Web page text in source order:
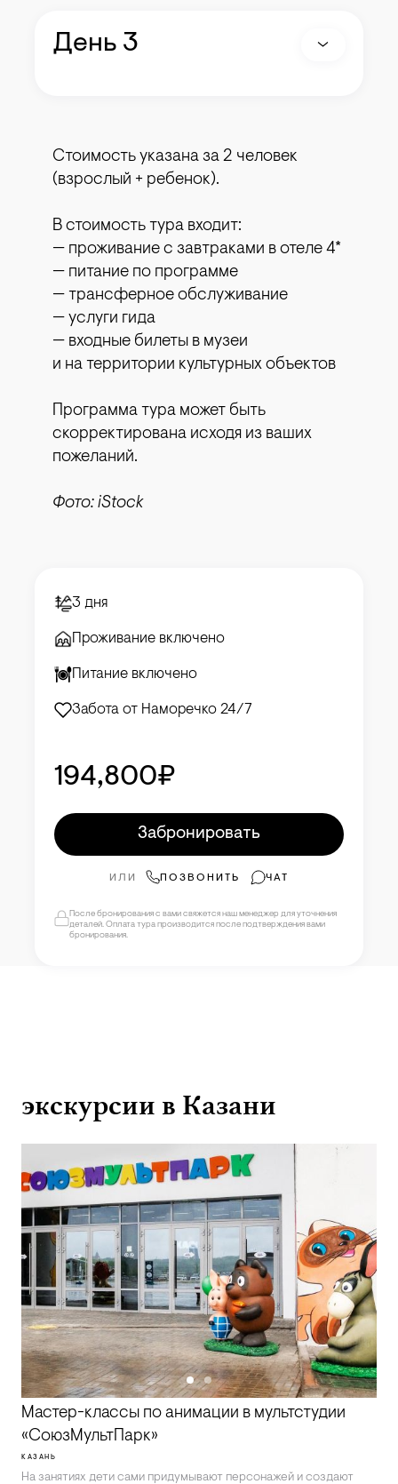
День 3
Стоимость указана за 2 человек
(взрослый + ребенок).
В стоимость тура входит:
— проживание с завтраками в отеле 4*
— питание по программе
— трансферное обслуживание
— услуги гида
— входные билеты в музеи
и на территории культурных объектов
Программа тура может быть
скорректирована исходя из ваших
пожеланий.
Фото: iStock
3 дня
Проживание включено
Питание включено
Забота от Наморечко 24/7
194,800₽
Забронировать
ИЛИ ПОЗВОНИТЬ ЧАТ
После бронирования с вами свяжется наш менеджер для уточнения
деталей. Оплата тура производится после подтверждения вами
бронирования.
экскурсии в Казани
Мастер-классы по анимации в мультстудии
«СоюзМультПарк»
КАЗАНЬ
На занятиях дети сами придумывают персонажей и создают